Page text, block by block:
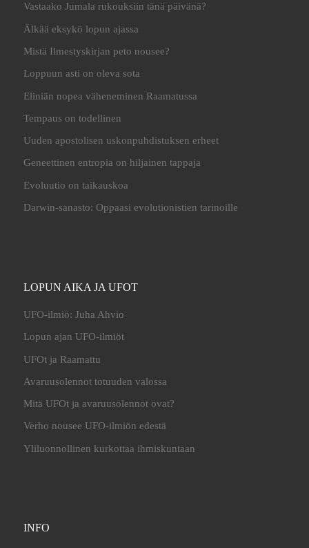
Vastaako Jumala rukouksiin tänä päivänä?
Älkää eksykö lopun ajassa
Mistä Ilmestyskirjan peto nousee?
Loppuun asti on oleva sota
Eliniän nopea väheneminen Raamatussa
Tempaus on todellinen
Uuden apostolisen uskonpuhdistuksen erheet
Geneettinen entropia on hiljainen tappaja
Evoluutio on taikauskoa
Darwin-sanasto: Oppaasi evolutionistien tarinoille
LOPUN AIKA JA UFOT
UFO-ilmiö: Juha Ahvio
Lopun ajan UFO-ilmiöt
UFOt ja Raamattu
Avaruusolennot totuuden valossa
Mitä UFOt ja avaruusolennot ovat?
Verho nousee UFO-ilmiön edestä
Yliluonnollinen kurkottaa ihmiskuntaan
INFO